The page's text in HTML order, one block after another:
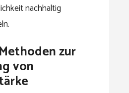
nachhaltig
zur
von